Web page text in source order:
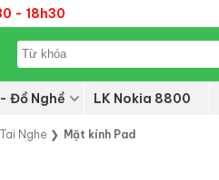
- 18h30
Đồ Nghề LK Nokia 8800
Nghe ❯ Mặt kính Pad